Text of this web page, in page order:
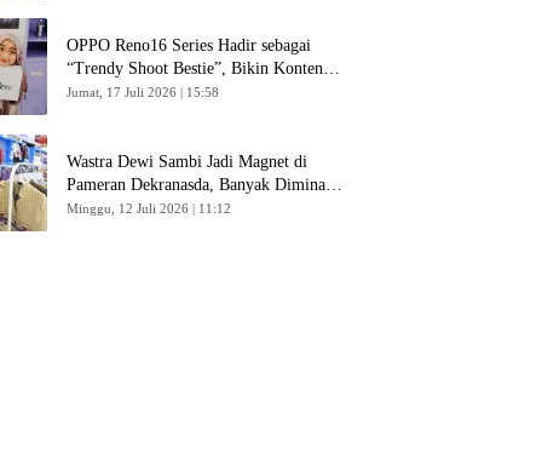
OPPO Reno16 Series Hadir sebagai
“Trendy Shoot Bestie”, Bikin Konten
Kreator Makin Betah
Jumat, 17 Juli 2026 | 15:58
Wastra Dewi Sambi Jadi Magnet di
Pameran Dekranasda, Banyak Diminati
Pengunjung
Minggu, 12 Juli 2026 | 11:12